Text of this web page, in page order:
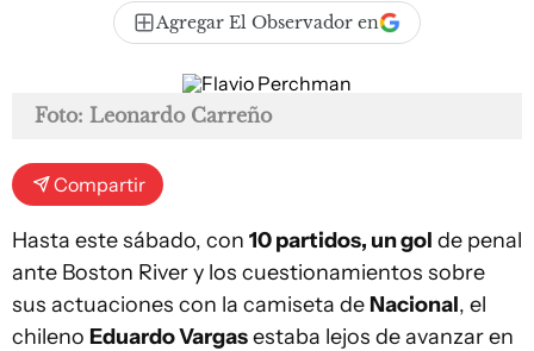
Agregar El Observador en
Foto: Leonardo Carreño
Compartir
Hasta este sábado, con 10 partidos, un gol de penal
ante Boston River y los cuestionamientos sobre
sus actuaciones con la camiseta de Nacional, el
chileno Eduardo Vargasestaba lejos de avanzar en